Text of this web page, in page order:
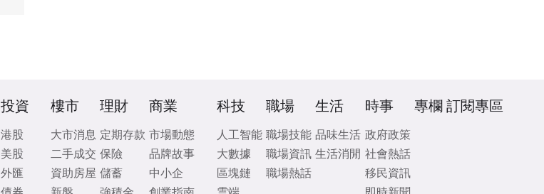
投資
港股
美股
外匯
樓市
大市消息
二手成交
資助房屋
理財
定期存款
保險
儲蓄
商業
市場動態
品牌故事
中小企
科技
人工智能
大數據
區塊鏈
職場
職場技能
職場資訊
職場熱話
生活
品味生活
生活消閒
時事
政府政策
社會熱話
移民資訊
專欄 訂閱專區